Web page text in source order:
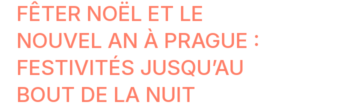
FÊTER NOËL ET LE
NOUVEL AN À PRAGUE :
FESTIVITÉS JUSQU’AU
BOUT DE LA NUIT